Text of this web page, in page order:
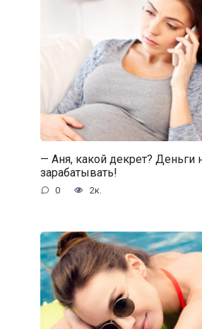
— Аня, какой декрет? Деньги
зарабатывать!
0 2к.